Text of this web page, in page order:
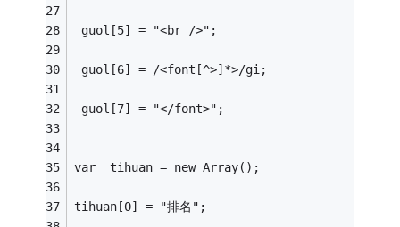
guol[5] = "<br />";
guol[6] = /<font[^>]*>/gi;
guol[7] = "</font>";
var  tihuan = new Array();
tihuan[0] = "排名";